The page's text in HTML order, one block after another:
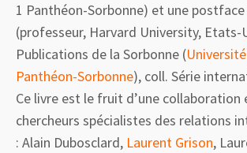
1 Panthéon-Sorbonne) et une postface
(professeur, Harvard University, Etats-
Publications de la Sorbonne (
Panthéon-Sorbonne), coll. Série
Ce livre est le fruit d’une collaboration
chercheurs spécialistes des relations
: Alain Dubosclard, Laurent Grison,